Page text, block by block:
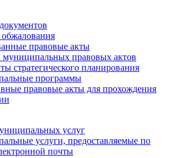
правовые акты
правовых актов
стратегического планирования
программы
правовые акты для прохождения
услуг
услуги, предоставляемые по
почты